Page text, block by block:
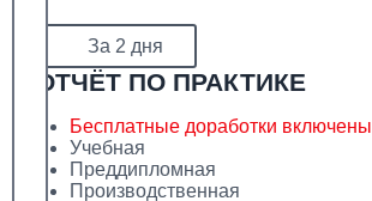
За 2 дня
ОТЧЁТ ПО ПРАКТИКЕ
Бесплатные доработки включены
Учебная
Преддипломная
Производственная